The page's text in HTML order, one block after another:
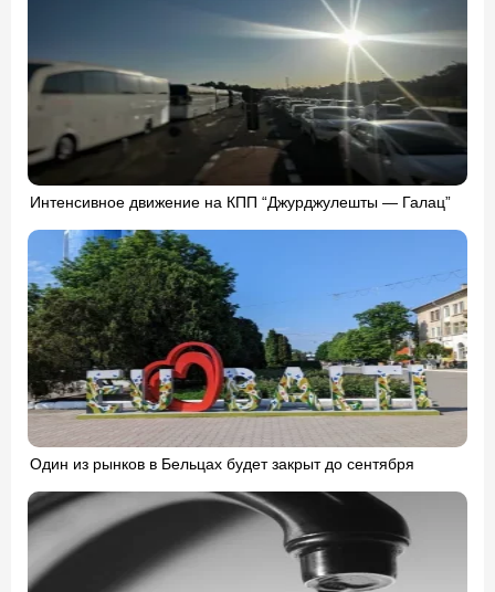
Интенсивное движение на КПП “Джурджулешты — Галац”
Один из рынков в Бельцах будет закрыт до сентября